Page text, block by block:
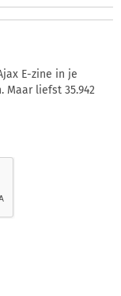
E-zine in je
Maar liefst 35.942